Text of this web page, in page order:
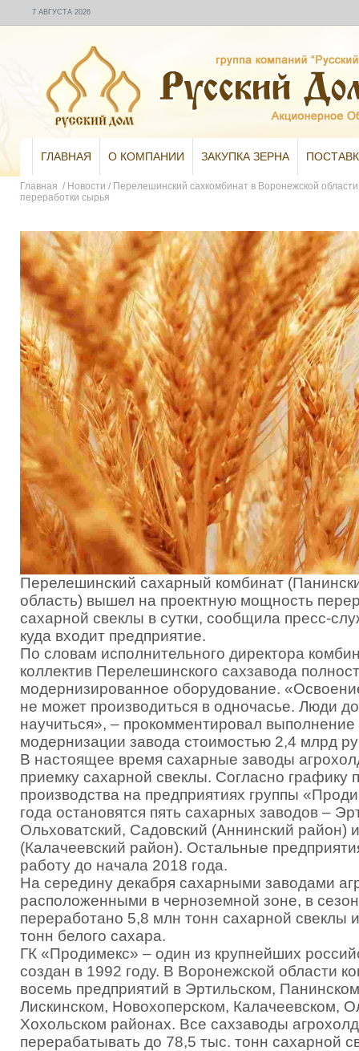
7 АВГУСТА 2026
ГЛАВНАЯ О КОМПАНИИ ЗАКУПКА ЗЕРНА
Главная / Новости / Перелешинский сахкомбинат в Воронежской
переработки сырья
Перелешинский сахарный комбинат
область) вышел на проектную мощность
сахарной свеклы в сутки, сообщила пресс-
куда входит предприятие.
По словам исполнительного директора
коллектив Перелешинского сахзавода
модернизированное оборудование.
не может производиться в одночасье. Люди
научиться», – прокомментировал
модернизации завода стоимостью 2,4 млрд
В настоящее время сахарные заводы
приемку сахарной свеклы. Согласно графику
производства на предприятиях группы
года остановятся пять сахарных заводов –
Ольховатский, Садовский (Аннинский район)
(Калачеевский район). Остальные
работу до начала 2018 года.
На середину декабря сахарными заводами
расположенными в черноземной зоне, в
переработано 5,8 млн тонн сахарной свеклы
тонн белого сахара.
ГК «Продимекс» – один из крупнейших
создан в 1992 году. В Воронежской области
восемь предприятий в Эртильском,
Лискинском, Новохоперском, Калачеевском,
Хохольском районах. Все сахзаводы
перерабатывать до 78,5 тыс. тонн сахарной